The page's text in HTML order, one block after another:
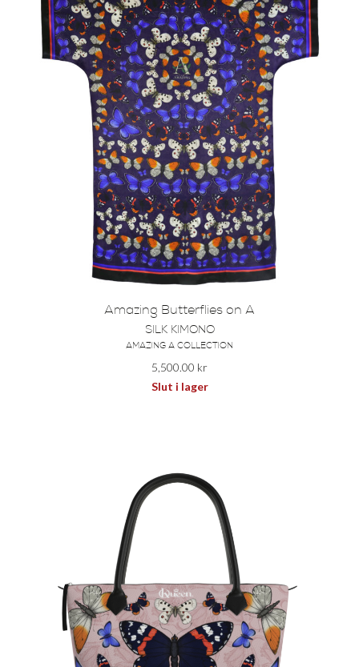
Amazing Butterflies on A
SILK KIMONO
AMAZING A COLLECTION
5,500.00 kr
Slut i lager